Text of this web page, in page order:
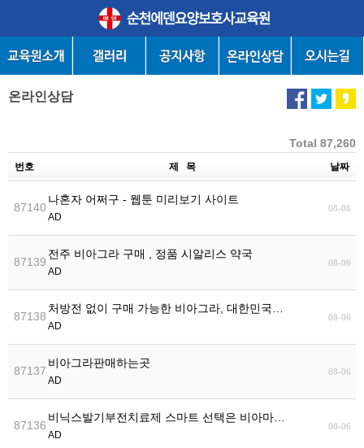
온라인상담
Total 87,260
번호 제 목 날짜
87140
나혼자 어쩌구 - 웹툰 미리보기 사이트
AD
08-06
87139
전주 비아그라 구매 , 정품 시알리스 약국
AD
08-06
87138
처방전 없이 구매 가능한 비아그라, 대한민국…
AD
08-06
87137
비아그라판매하는곳
AD
08-06
87136
비닉스발기부전치료제 스마트 선택은 비아마…
AD
08-06